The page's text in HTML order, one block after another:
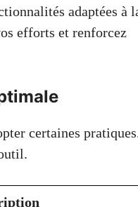
adaptées à
efforts et renforcez
certaines